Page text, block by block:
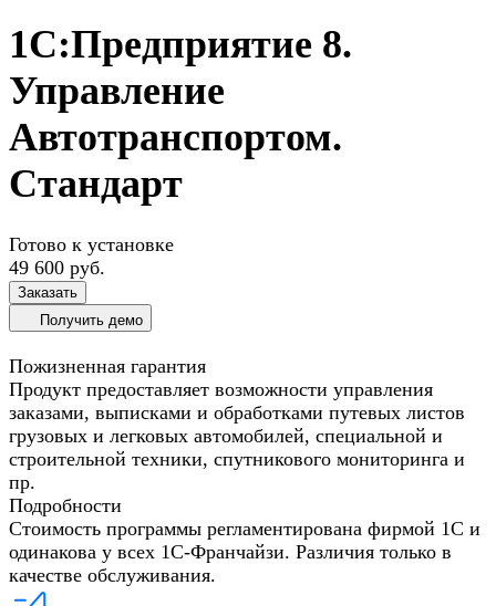
1С:Предприятие 8.
Управление
Автотранспортом.
Стандарт
Готово к установке
49 600 руб.
Заказать
Получить демо
Пожизненная гарантия
Продукт предоставляет возможности управления
заказами, выписками и обработками путевых листов
грузовых и легковых автомобилей, специальной и
строительной техники, спутникового мониторинга и
пр.
Подробности
Стоимость программы регламентирована фирмой 1С и
одинакова у всех 1С-Франчайзи. Различия только в
качестве обслуживания.